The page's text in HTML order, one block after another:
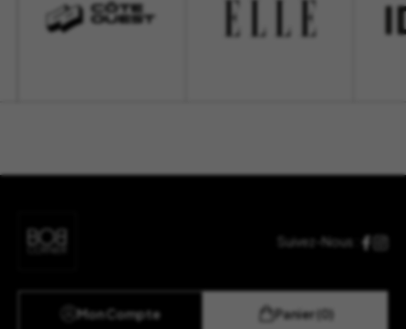
Suivez-Nous :
Mon Compte Panier (0)